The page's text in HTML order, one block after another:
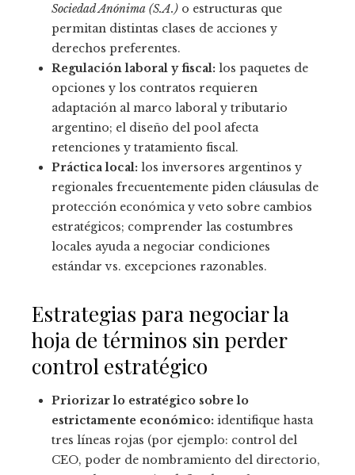
Sociedad Anónima (S.A.) o estructuras que
permitan distintas clases de acciones y
derechos preferentes.
Regulación laboral y fiscal: los paquetes de
opciones y los contratos requieren
adaptación al marco laboral y tributario
argentino; el diseño del pool afecta
retenciones y tratamiento fiscal.
Práctica local: los inversores argentinos y
regionales frecuentemente piden cláusulas de
protección económica y veto sobre cambios
estratégicos; comprender las costumbres
locales ayuda a negociar condiciones
estándar vs. excepciones razonables.
Estrategias para negociar la
hoja de términos sin perder
control estratégico
Priorizar lo estratégico sobre lo
estrictamente económico: identifique hasta
tres líneas rojas (por ejemplo: control del
CEO, poder de nombramiento del directorio,